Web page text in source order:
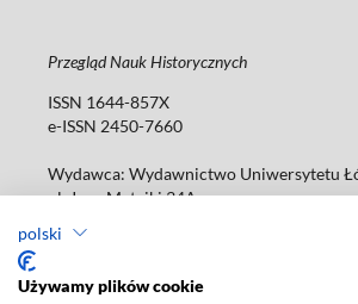
polski
Używamy plików cookie
Przegląd Nauk Historycznych
ISSN 1644-857X
e-ISSN 2450-7660
Wydawca: Wydawnictwo Uniwersytetu
ul. Jana Matejki 34A
Tel.: 42 235 01 65, fax: 42 66 55 86